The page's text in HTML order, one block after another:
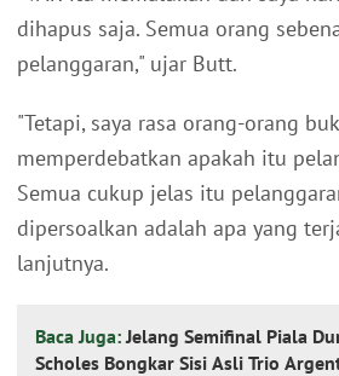
dihapus saja. Semua orang
pelanggaran," ujar Butt.
"Tetapi, saya rasa orang-orang
memperdebatkan apakah itu
Semua cukup jelas itu
dipersoalkan adalah apa yang
lanjutnya.
Baca Juga: Jelang Semifinal Piala
Scholes Bongkar Sisi Asli Trio